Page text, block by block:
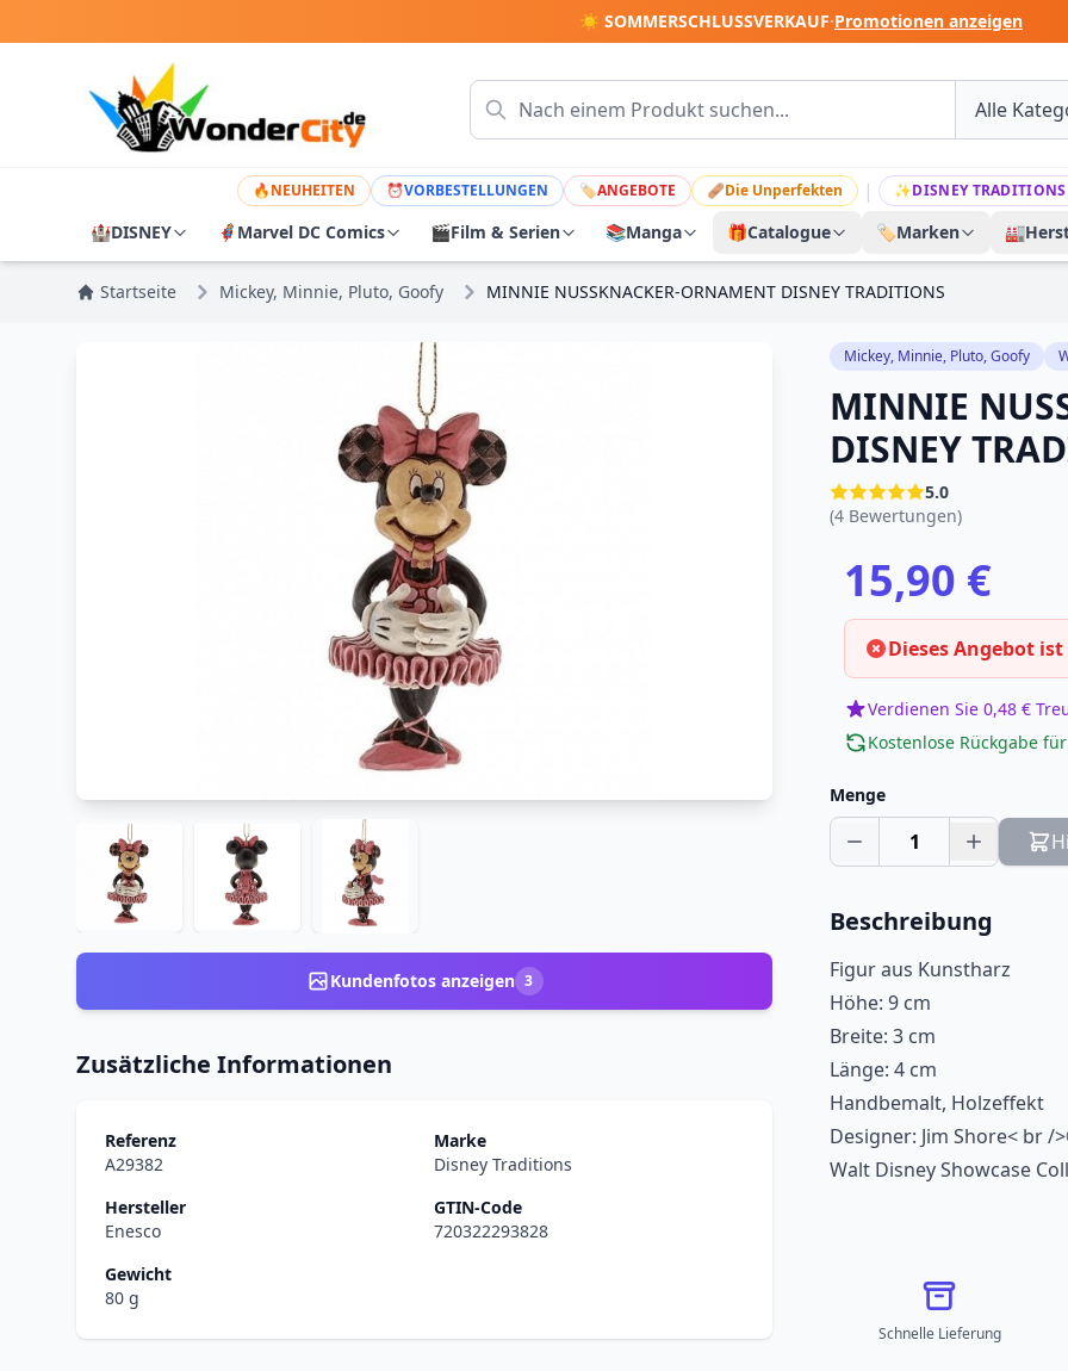
☀️ SOMMERSCHLUSSVERKAUF·Promotionen anzeigen
🔥NEUHEITEN ⏰VORBESTELLUNGEN 🏷ANGEBOTE 🩹Die Unperfekten | ✨DISNEY TRADITIONS
🏰DISNEY 🦸 Marvel DC Comics 🎬Film & Serien 📚Manga 🎁Catalogue 🏷️Marken 🏭
Startseite Mickey, Minnie, Pluto, Goofy MINNIE NUSSKNACKER-ORNAMENT DISNEY TRADITIONS
Kundenfotos anzeigen 3
Zusätzliche Informationen
Referenz
A29382
Marke
Disney Traditions
Hersteller
Enesco
GTIN-Code
720322293828
Gewicht
80 g
Mickey, Minnie, Pluto, Goofy
MINNIE
DISNEY
5.0
(4 Bewertungen)
15,90 €
Dieses Angebot
Verdienen Sie 0,48 €
Kostenlose Rückgabe
Menge
1
Beschreibung
Figur aus Kunstharz
Höhe: 9 cm
Breite: 3 cm
Länge: 4 cm
Handbemalt, Holzeffekt
Designer: Jim Shore< br /
Walt Disney Showcase
Schnelle Lieferung